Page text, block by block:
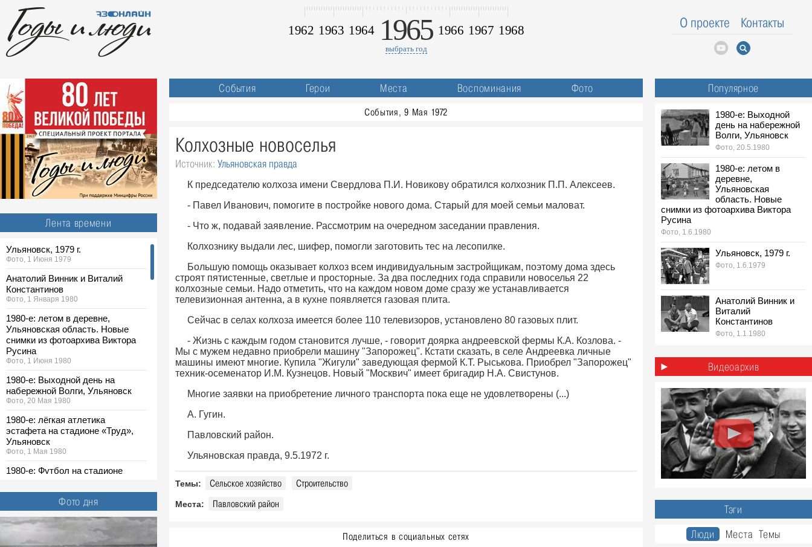
1965
1962 1963 1964 1966 1967 1968
выбрать год
О проекте Контакты
Лента времени
Ульяновск, 1979 г.
Фото, 1 Июня 1979
Анатолий Винник и Виталий
Константинов
Фото, 1 Января 1980
1980-е: летом в деревне,
Ульяновская область. Новые
снимки из фотоархива Виктора
Русина
Фото, 1 Июня 1980
1980-е: Выходной день на
набережной Волги, Ульяновск
Фото, 20 Мая 1980
1980-е: лёгкая атлетика
эстафета на стадионе «Труд»,
Ульяновск
Фото, 1 Мая 1980
1980-е: Футбол на стадионе
Фото, 1 Мая 1980
1980-е: выставка ДОСААФ,
Ульяновск. Новые снимки из
фотоархива Виктора Русина
Фото, 1 Мая 1980
Фото дня
События Герои Места Воспоминания Фото
События, 9 Мая 1972
Колхозные новоселья
Источник: Ульяновская правда
К председателю колхоза имени Свердлова П.И. Новикову обратился колхозник П.П. Алексеев.
- Павел Иванович, помогите в постройке нового дома. Старый для моей семьи маловат.
- Что ж, подавай заявление. Рассмотрим на очередном заседании правления.
Колхознику выдали лес, шифер, помогли заготовить тес на лесопилке.
Большую помощь оказывает колхоз всем индивидуальным застройщикам, поэтому дома здесь
строят пятистенные, светлые и просторные. За два последних года справили новоселья 22
колхозные семьи. Надо отметить, что на каждом новом доме сразу же устанавливается
телевизионная антенна, а в кухне появляется газовая плита.
Сейчас в селах колхоза имеется более 110 телевизоров, установлено 80 газовых плит.
- Жизнь с каждым годом становится лучше, - говорит доярка андреевской фермы К.А. Козлова. -
Мы с мужем недавно приобрели машину "Запорожец". Кстати сказать, в селе Андреевка личные
машины имеют многие. Купила "Жигули" заведующая фермой К.Т. Рыськова. Приобрел "Запорожец"
техник-осеменатор И.М. Кузнецов. Новый "Москвич" имеет бригадир Н.А. Свистунов.
Многие заявки на приобретение личного транспорта пока еще не удовлетворены (...)
А. Гугин.
Павловский район.
Ульяновская правда, 9.5.1972 г.
Темы: Сельское хозяйство Строительство
Места: Павловский район
Поделиться в социальных сетях
Популярное
1980-е: Выходной
день на набережной
Волги, Ульяновск
Фото, 20.5.1980
1980-е: летом в
деревне,
Ульяновская
область. Новые
снимки из фотоархива Виктора
Русина
Фото, 1.6.1980
Ульяновск, 1979 г.
Фото, 1.6.1979
Анатолий Винник и
Виталий
Константинов
Фото, 1.1.1980
атлетика эстафета
на стадионе «Труд»,
Фото, 1.5.1980
Видеоархив
Тэги
Люди
Места Темы